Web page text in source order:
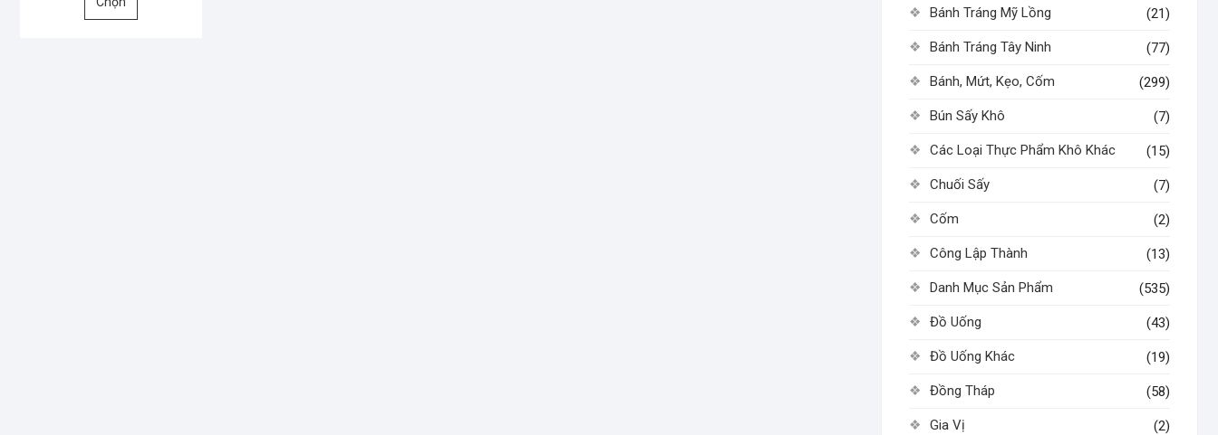
Bánh Tráng Mỹ Lồng (21)
Bánh Tráng Tây Ninh (77)
Bánh, Mứt, Kẹo, Cốm (299)
Bún Sấy Khô (7)
Các Loại Thực Phẩm Khô Khác (15)
Chuối Sấy (7)
Cốm (2)
Công Lập Thành (13)
Danh Mục Sản Phẩm (535)
Đồ Uống (43)
Đồ Uống Khác (19)
Đồng Tháp (58)
Gia Vị (2)